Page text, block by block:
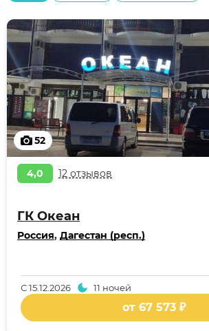
52
4,0 12 отзывов
ГК Океан
Россия, Дагестан (респ.)
С15.12.2026 11 ночей
от 67 573 ₽